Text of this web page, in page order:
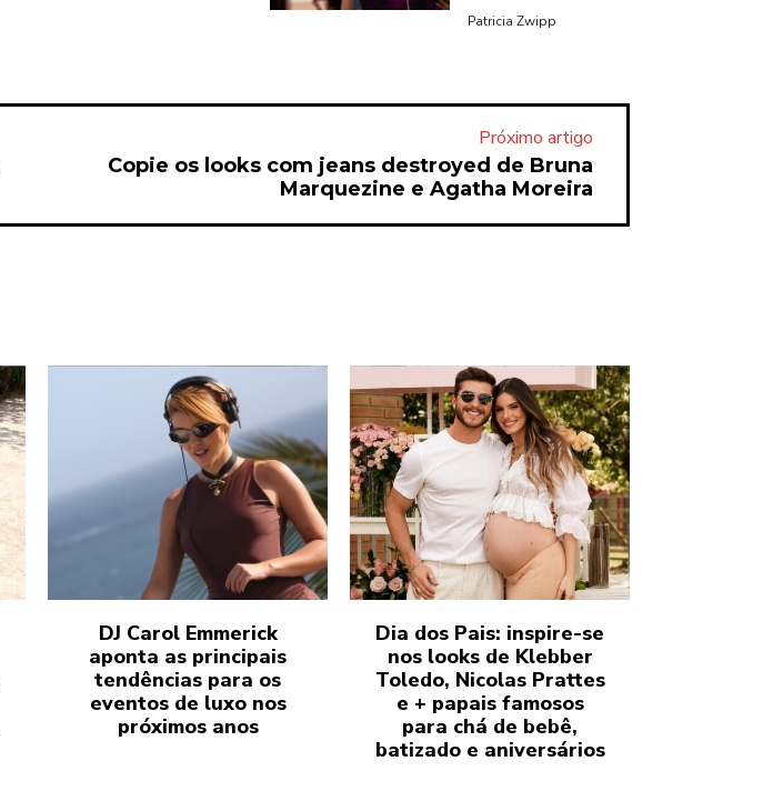
Patricia Zwipp
Próximo artigo
Copie os looks com jeans destroyed de Bruna
Marquezine e Agatha Moreira
DJ Carol Emmerick
aponta as principais
tendências para os
eventos de luxo nos
próximos anos
Dia dos Pais: inspire-se
nos looks de Klebber
Toledo, Nicolas Prattes
e + papais famosos
para chá de bebê,
batizado e aniversários